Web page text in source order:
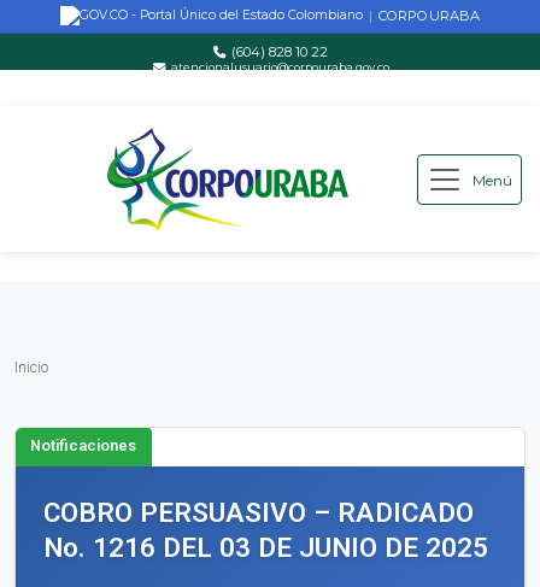
Saltar al contenido principal
| CORPOURABA
(604) 828 10 22
atencionalusuario@corpouraba.gov.co
Menú
Inicio
Notificaciones
COBRO PERSUASIVO – RADICADO
No. 1216 DEL 03 DE JUNIO DE 2025